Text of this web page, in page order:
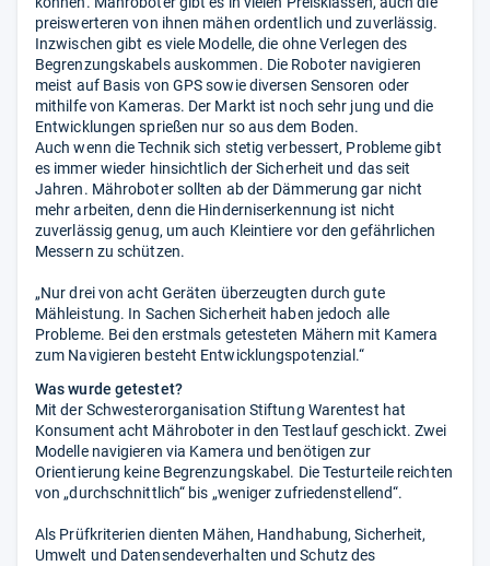
preiswerteren von ihnen mähen ordentlich und zuverlässig.
Inzwischen gibt es viele Modelle, die ohne Verlegen des
Begrenzungskabels auskommen. Die Roboter navigieren
meist auf Basis von GPS sowie diversen Sensoren oder
mithilfe von Kameras. Der Markt ist noch sehr jung und die
Entwicklungen sprießen nur so aus dem Boden.
Auch wenn die Technik sich stetig verbessert, Probleme gibt
es immer wieder hinsichtlich der Sicherheit und das seit
Jahren. Mähroboter sollten ab der Dämmerung gar nicht
mehr arbeiten, denn die Hinderniserkennung ist nicht
zuverlässig genug, um auch Kleintiere vor den gefährlichen
Messern zu schützen.
„Nur drei von acht Geräten überzeugten durch gute
Mähleistung. In Sachen Sicherheit haben jedoch alle
Probleme. Bei den erstmals getesteten Mähern mit Kamera
zum Navigieren besteht Entwicklungspotenzial.“
Was wurde getestet?
Mit der Schwesterorganisation Stiftung Warentest hat
Konsument acht Mähroboter in den Testlauf geschickt. Zwei
Modelle navigieren via Kamera und benötigen zur
Orientierung keine Begrenzungskabel. Die Testurteile reichten
von „durchschnittlich“ bis „weniger zufriedenstellend“.
Als Prüfkriterien dienten Mähen, Handhabung, Sicherheit,
Umwelt und Datensendeverhalten und Schutz des